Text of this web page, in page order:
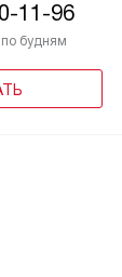
11-96
будням